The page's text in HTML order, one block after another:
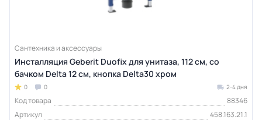
Сантехника и аксессуары
Инсталляция Geberit Duofix для унитаза, 112 см, со
бачком Delta 12 см, кнопка Delta30 хром
0 0 2-4 дня
Код товара
88346
Артикул
458.163.21.1